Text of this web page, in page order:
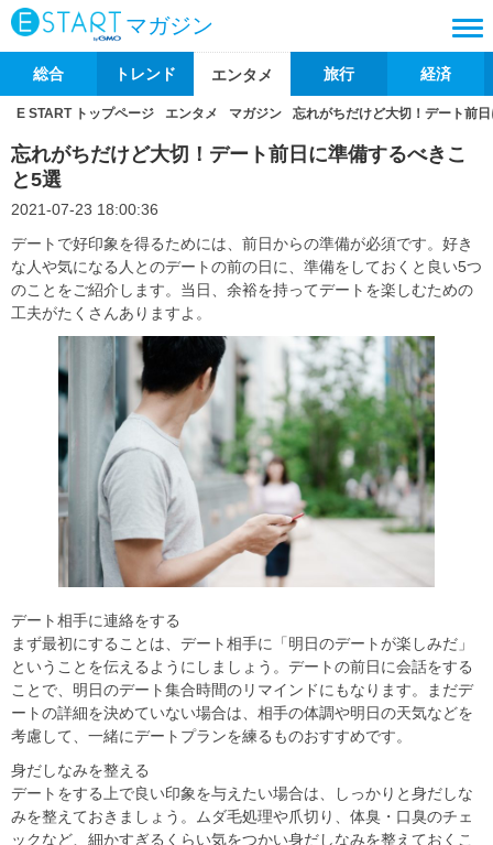
マガジン
総合 トレンド エンタメ 旅行 経済
E START トップページ エンタメ マガジン 忘れがちだけど大切！デート前
忘れがちだけど大切！デート前日に準備するべきこ
と5選
2021-07-23 18:00:36
デートで好印象を得るためには、前日からの準備が必須です。好き
な人や気になる人とのデートの前の日に、準備をしておくと良い5つ
のことをご紹介します。当日、余裕を持ってデートを楽しむための
工夫がたくさんありますよ。
デート相手に連絡をする
まず最初にすることは、デート相手に「明日のデートが楽しみだ」
ということを伝えるようにしましょう。デートの前日に会話をする
ことで、明日のデート集合時間のリマインドにもなります。まだデ
ートの詳細を決めていない場合は、相手の体調や明日の天気などを
考慮して、一緒にデートプランを練るものおすすめです。
身だしなみを整える
デートをする上で良い印象を与えたい場合は、しっかりと身だしな
みを整えておきましょう。ムダ毛処理や爪切り、体臭・口臭のチェ
ックなど、細かすぎるくらい気をつかい身だしなみを整えておくこ